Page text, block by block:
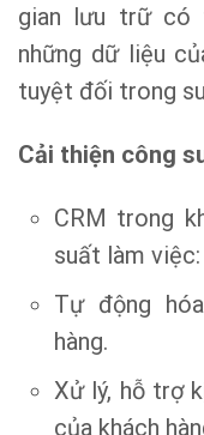
gian lưu trữ có
những dữ liệu
tuyệt đối trong
Cải thiện công
CRM trong
suất làm việc:
Tự động
hàng.
Xử lý, hỗ trợ
của khách